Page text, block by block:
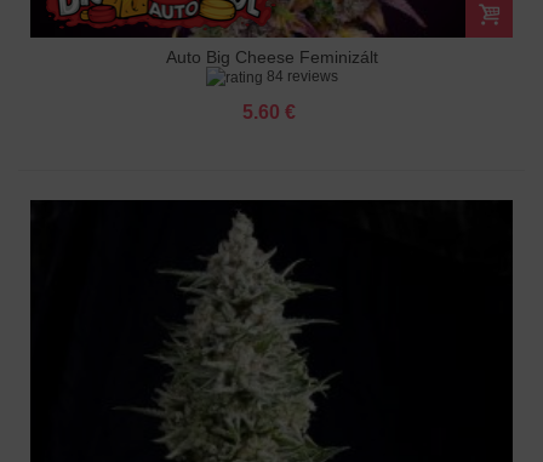
Auto Big Cheese Feminizált
84 reviews
5.60 €